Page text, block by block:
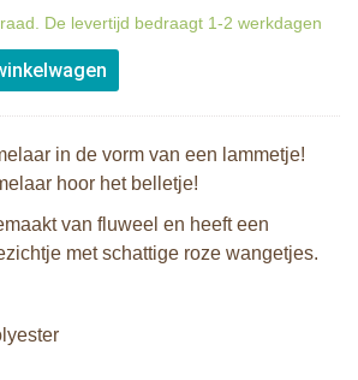
De levertijd bedraagt 1-2 werkdagen
in de vorm van een lammetje!
hoor het belletje!
van fluweel en heeft een
met schattige roze wangetjes.